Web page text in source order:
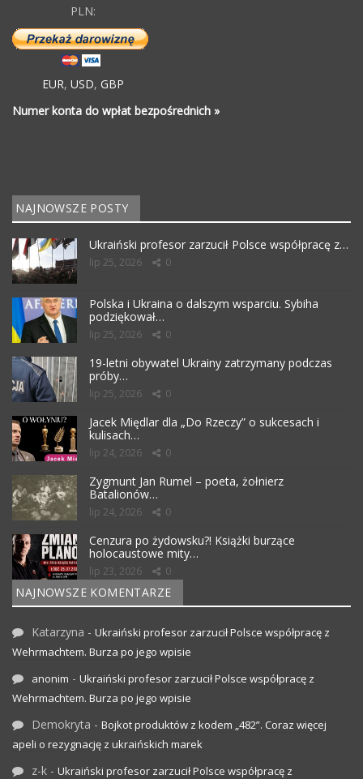
PLN:
EUR, USD, GBP
Numer konta do wpłat bezpośrednich »
NAJNOWSZE POSTY
Ukraiński profesor zarzucił Polsce współpracę z…
lip 25, 2026 0
Polska i Ukraina o dalszym wsparciu. Sybiha
podziękował…
lip 25, 2026 0
19-letni obywatel Ukrainy zatrzymany podczas
próby…
lip 25, 2026 0
Jacek Międlar dla „Do Rzeczy” o sukcesach i
kulisach…
lip 24, 2026 0
Zygmunt Jan Rumel – poeta, żołnierz
Batalionów…
lip 24, 2026 0
Cenzura po żydowsku?! Książki burzące
holocaustowe mity…
lip 23, 2026 0
NAJNOWSZE KOMENTARZE
Katarzyna - Ukraiński profesor zarzucił Polsce współpracę z
Wehrmachtem. Burza po jego wpisie
anonim - Ukraiński profesor zarzucił Polsce współpracę z
Wehrmachtem. Burza po jego wpisie
Demokryta - Bojkot produktów z kodem „482”. Coraz więcej
apeli o rezygnację z ukraińskich marek
z-k - Ukraiński profesor zarzucił Polsce współpracę z